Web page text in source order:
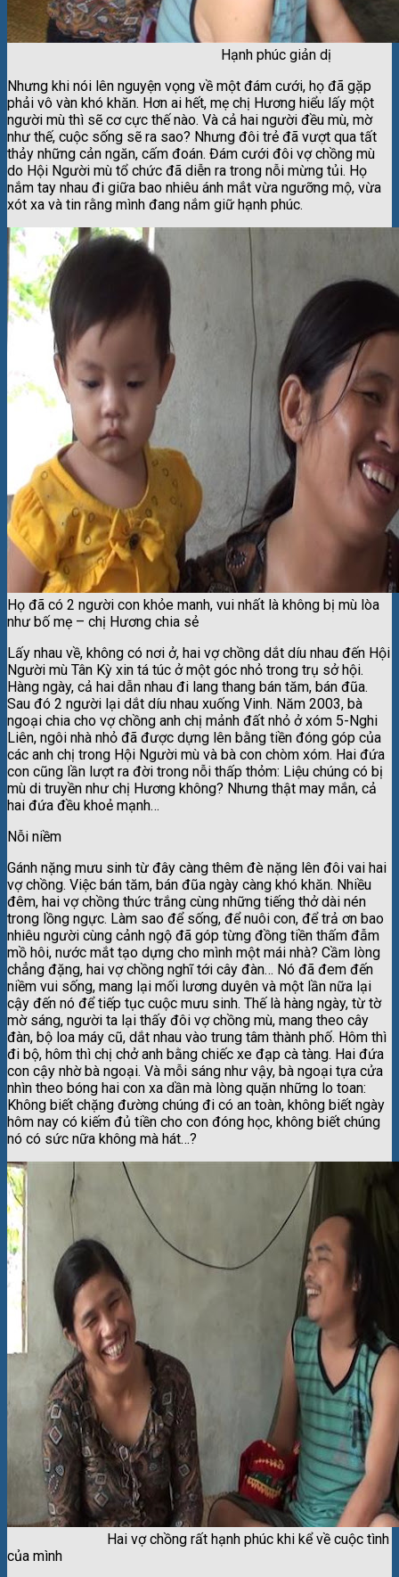
Hạnh phúc giản dị
Nhưng khi nói lên nguyện vọng về một đám cưới, họ đã gặp
phải vô vàn khó khăn. Hơn ai hết, mẹ chị Hương hiểu lấy một
người mù thì sẽ cơ cực thế nào. Và cả hai người đều mù, mờ
như thế, cuộc sống sẽ ra sao? Nhưng đôi trẻ đã vượt qua tất
thảy những cản ngăn, cấm đoán. Đám cưới đôi vợ chồng mù
do Hội Người mù tổ chức đã diễn ra trong nỗi mừng tủi. Họ
nắm tay nhau đi giữa bao nhiêu ánh mắt vừa ngưỡng mộ, vừa
xót xa và tin rằng mình đang nắm giữ hạnh phúc.
Họ đã có 2 người con khỏe manh, vui nhất là không bị mù lòa
như bố mẹ – chị Hương chia sẻ
Lấy nhau về, không có nơi ở, hai vợ chồng dắt díu nhau đến Hội
Người mù Tân Kỳ xin tá túc ở một góc nhỏ trong trụ sở hội.
Hàng ngày, cả hai dẫn nhau đi lang thang bán tăm, bán đũa.
Sau đó 2 người lại dắt díu nhau xuống Vinh. Năm 2003, bà
ngoại chia cho vợ chồng anh chị mảnh đất nhỏ ở xóm 5-Nghi
Liên, ngôi nhà nhỏ đã được dựng lên bằng tiền đóng góp của
các anh chị trong Hội Người mù và bà con chòm xóm. Hai đứa
con cũng lần lượt ra đời trong nỗi thấp thỏm: Liệu chúng có bị
mù di truyền như chị Hương không? Nhưng thật may mắn, cả
hai đứa đều khoẻ mạnh…
Nỗi niềm
Gánh nặng mưu sinh từ đây càng thêm đè nặng lên đôi vai hai
vợ chồng. Việc bán tăm, bán đũa ngày càng khó khăn. Nhiều
đêm, hai vợ chồng thức trắng cùng những tiếng thở dài nén
trong lồng ngực. Làm sao để sống, để nuôi con, để trả ơn bao
nhiêu người cùng cảnh ngộ đã góp từng đồng tiền thấm đẫm
mồ hôi, nước mắt tạo dựng cho mình một mái nhà? Cầm lòng
chẳng đặng, hai vợ chồng nghĩ tới cây đàn… Nó đã đem đến
niềm vui sống, mang lại mối lương duyên và một lần nữa lại
cậy đến nó để tiếp tục cuộc mưu sinh. Thế là hàng ngày, từ tờ
mờ sáng, người ta lại thấy đôi vợ chồng mù, mang theo cây
đàn, bộ loa máy cũ, dắt nhau vào trung tâm thành phố. Hôm thì
đi bộ, hôm thì chị chở anh bằng chiếc xe đạp cà tàng. Hai đứa
con cậy nhờ bà ngoại. Và mỗi sáng như vậy, bà ngoại tựa cửa
nhìn theo bóng hai con xa dần mà lòng quặn những lo toan:
Không biết chặng đường chúng đi có an toàn, không biết ngày
hôm nay có kiếm đủ tiền cho con đóng học, không biết chúng
nó có sức nữa không mà hát…?
Hai vợ chồng rất hạnh phúc khi kể về cuộc tình
của mình